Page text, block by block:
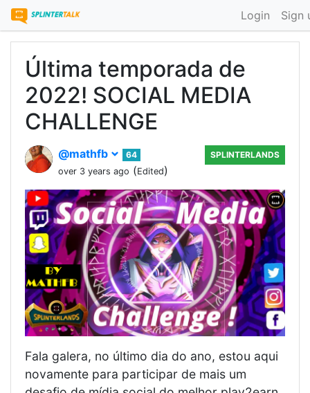
Login Sign
Última temporada de
2022! SOCIAL MEDIA
CHALLENGE
@mathfb
64
over 3 years ago (Edited)
SPLINTERLANDS
Fala galera, no último dia do ano, estou aqui
novamente para participar de mais um